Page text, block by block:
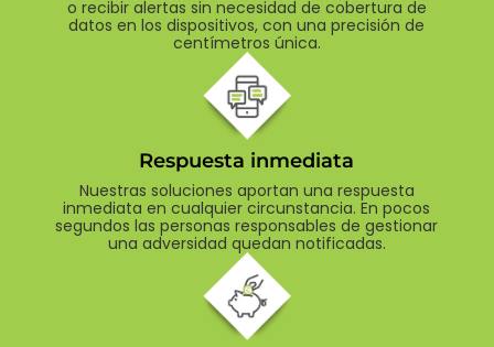
o recibir alertas sin necesidad de cobertura de
datos en los dispositivos, con una precisión de
centímetros única.
Respuesta inmediata
Nuestras soluciones aportan una respuesta
inmediata en cualquier circunstancia. En pocos
segundos las personas responsables de gestionar
una adversidad quedan notificadas.